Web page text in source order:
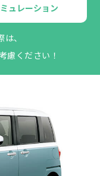
ュレーション
、
慮ください！